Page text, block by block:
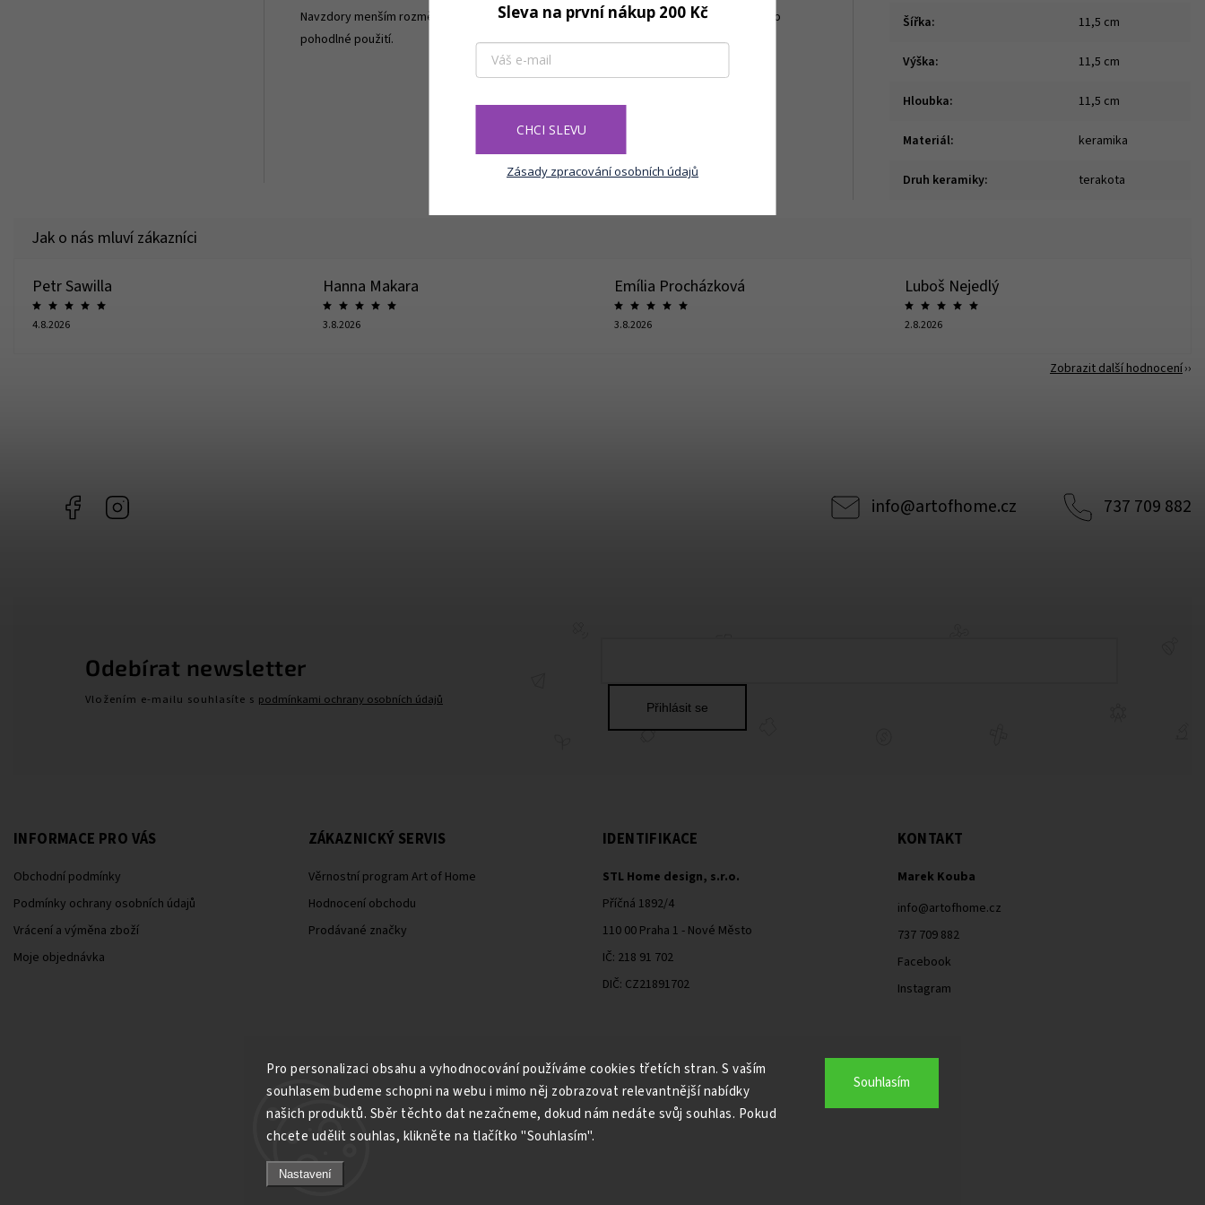
Pro personalizaci obsahu a vyhodnocování používáme cookies třetích stran. S vaším
souhlasem budeme schopni na webu i mimo něj zobrazovat relevantnější nabídky
našich produktů. Sběr těchto dat nezačneme, dokud nám nedáte svůj souhlas. Pokud
chcete udělit souhlas, klikněte na tlačítko "Souhlasím".
Nastavení
Souhlasím
Navzdory menším rozměrům je květináč stabilní a praktický – nechybí odtokový otvor pro
pohodlné použití.
Šířka: 11,5 cm
Výška: 11,5 cm
Hloubka: 11,5 cm
Materiál: keramika
Druh keramiky: terakota
Petr Sawilla
4.8.2026
Hanna Makara
3.8.2026
Emília Procházková
3.8.2026
Luboš Nejedlý
2.8.2026
Zobrazit další hodnocení
Facebook info@artofhome.cz 737 709 882
Odebírat newsletter
Vložením e-mailu souhlasíte s podmínkami ochrany osobních údajů
Přihlásit se
INFORMACE PRO VÁS
Obchodní podmínky
Podmínky ochrany osobních údajů
Vrácení a výměna zboží
Moje objednávka
ZÁKAZNICKÝ SERVIS
Věrnostní program Art of Home
Hodnocení obchodu
Prodávané značky
IDENTIFIKACE
STL Home design, s.r.o.
Příčná 1892/4
110 00 Praha 1 - Nové Město
IČ: 218 91 702
DIČ: CZ21891702
KONTAKT
Marek Kouba
info@artofhome.cz
737 709 882
Facebook
Instagram
Moje objednávka - odstoupení od smlouvy
Sleva na první nákup 200 Kč
CHCI SLEVU
Zásady zpracování osobních údajů